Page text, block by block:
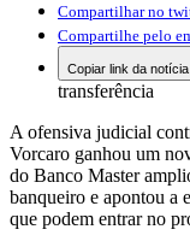
Compartilhar no
Compartilhe pelo
Copiar link da notícia
transferência
A ofensiva judicial
Vorcaro ganhou um
do Banco Master
banqueiro e apontou a
que podem entrar no